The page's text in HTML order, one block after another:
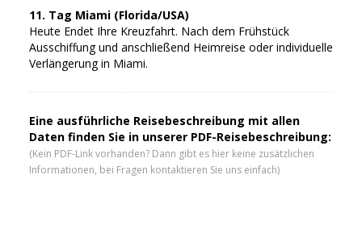
11. Tag Miami (Florida/USA)
Heute Endet Ihre Kreuzfahrt. Nach dem Frühstück
Ausschiffung und anschließend Heimreise oder individuelle
Verlängerung in Miami.
Eine ausführliche Reisebeschreibung mit allen
Daten finden Sie in unserer PDF-Reisebeschreibung:
(Kein PDF-Link vorhanden? Dann gibt es hier keine zusätzlichen
Informationen, bei Fragen kontaktieren Sie uns einfach)